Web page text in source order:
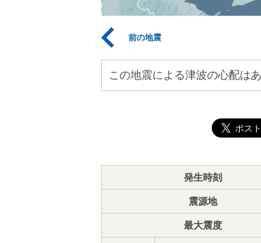
前の地震
この地震による津波の心配はあ
発生時刻
震源地
最大震度